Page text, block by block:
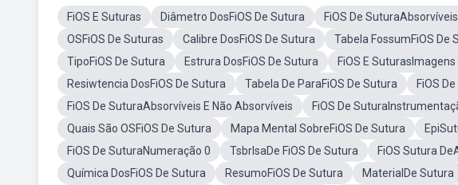
FiOS E Suturas Diâmetro DosFiOS De Sutura FiOS De SuturaAbsorvíveis
OSFiOS De Suturas
Calibre DosFiOS De Sutura Tabela FossumFiOS De
TipoFiOS De Sutura
Estrura DosFiOS De Sutura FiOS E SuturasImagens
Resiwtencia DosFiOS De Sutura
Tabela De ParaFiOS De Sutura
FiOS
FiOS De SuturaAbsorvíveis E Não Absorvíveis
FiOS De
Quais São OSFiOS De Sutura
Mapa Mental SobreFiOS De Sutura
FiOS De SuturaNumeração 0
TsbrlsaDe FiOS De Sutura FiOS Sutura
Química DosFiOS De Sutura
ResumoFiOS De Sutura MaterialDe Sutura